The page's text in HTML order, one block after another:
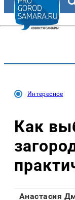
Интересное
Как
Анастасия